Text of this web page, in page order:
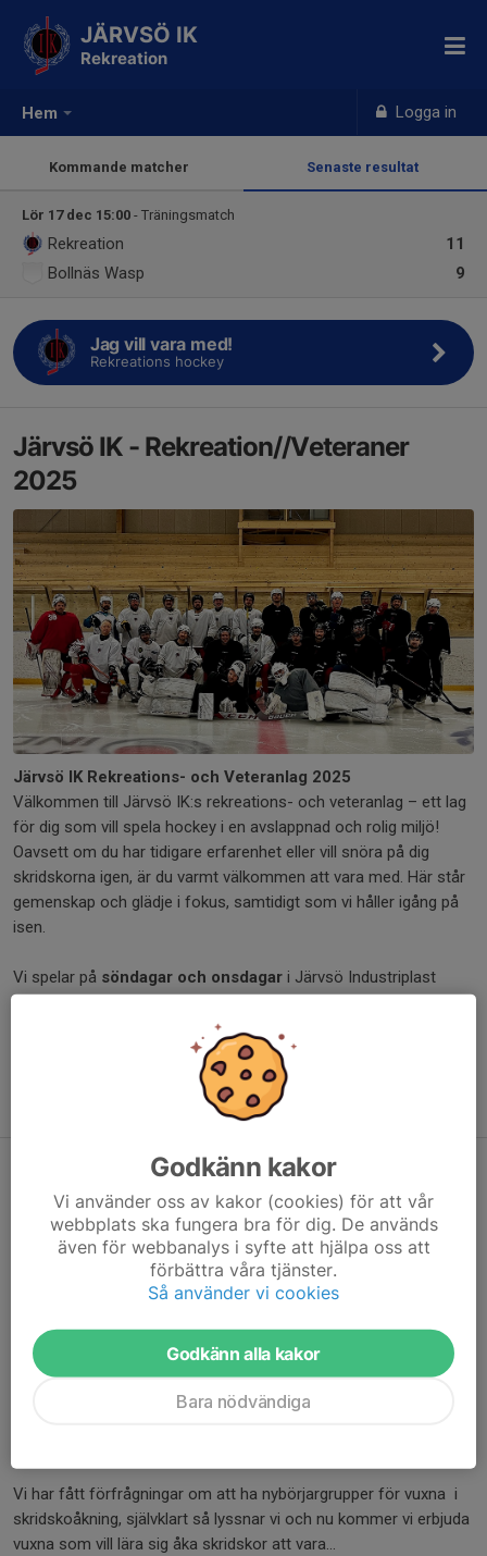
Hem Logga in
JÄRVSÖ IK
Rekreation
Kommande matcher Senaste resultat
Lör 17 dec 15:00 - Träningsmatch
11
Rekreation
9
Bollnäs Wasp
Jag vill vara med!
Rekreations hockey
Järvsö IK - Rekreation//Veteraner
2025
Järvsö IK Rekreations- och Veteranlag 2025
Välkommen till Järvsö IK:s rekreations- och veteranlag – ett lag
för dig som vill spela hockey i en avslappnad och rolig miljö!
Oavsett om du har tidigare erfarenhet eller vill snöra på dig
skridskorna igen, är du varmt välkommen att vara med. Här står
gemenskap och glädje i fokus, samtidigt som vi håller igång på
isen.
Vi spelar på söndagar och onsdagar i Järvsö Industriplast
Arena och ser fram emot en härlig säsong med skratt, svett och
Vill du vara med? Kontakta våra ledare eller fyll i anmälan direkt
Nu drar vi igång vuxenträning
nybörjare!
4 feb 2025 0 kommentarer
Vi har fått förfrågningar om att ha nybörjargrupper för vuxna i
skridskoåkning, självklart så lyssnar vi och nu kommer vi erbjuda
vuxna som vill lära sig åka skridskor att vara...
Godkänn kakor
Vi använder oss av kakor (cookies) för att vår
webbplats ska fungera bra för dig. De används
även för webbanalys i syfte att hjälpa oss att
förbättra våra tjänster.
Så använder vi cookies
Godkänn alla kakor
Bara nödvändiga